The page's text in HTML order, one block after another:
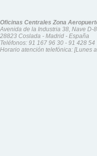
Oficinas Centrales Zona
Avenida de la Industria 38, Nave D-8
28823 Coslada - Madrid - España
Teléfonos: 91 167 96 30 - 91 428 54
Horario atención telefónica: [Lunes